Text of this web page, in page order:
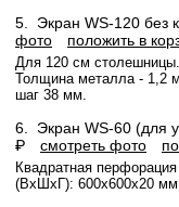
5. Экран WS-120 без
фото
положить в
Для 120 см
Толщина металла - 1,2
шаг 38 мм.
6. Экран WS-60 (для
₽
смотреть фото
Квадратная
(ВхШхГ): 600x600x20